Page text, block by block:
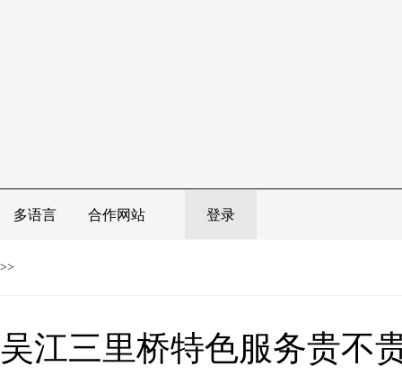
多语言 合作网站 登录
>>
吴江三里桥特色服务贵不